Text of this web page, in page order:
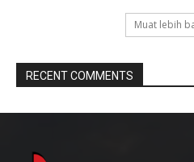
Muat lebih
RECENT COMMENTS